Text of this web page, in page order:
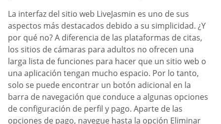
La interfaz del sitio web LiveJasmin es uno de sus
aspectos más destacados debido a su simplicidad. ¿Y
por qué no? A diferencia de las plataformas de citas,
los sitios de cámaras para adultos no ofrecen una
larga lista de funciones para hacer que un sitio web o
una aplicación tengan mucho espacio. Por lo tanto,
solo se puede encontrar un botón adicional en la
barra de navegación que conduce a algunas opciones
de configuración de perfil y pago. Aparte de las
opciones de pago, navegue hasta la opción Eliminar